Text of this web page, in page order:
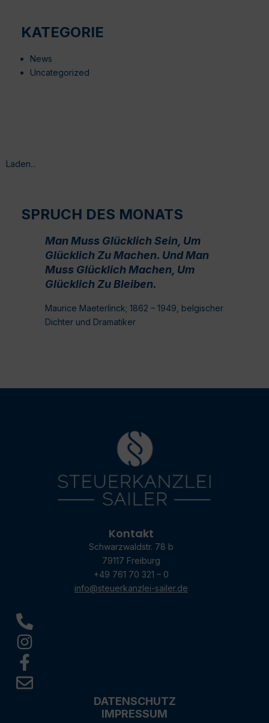
KATEGORIE
News
Uncategorized
Laden...
SPRUCH DES MONATS
Man Muss Glücklich Sein, Um
Glücklich Zu Machen. Und Man
Muss Glücklich Machen, Um
Glücklich Zu Bleiben.
Maurice Maeterlinck; 1862 – 1949, belgischer
Dichter und Dramatiker
Kontakt
Schwarzwaldstr. 78 b
79117 Freiburg
+49 761 70 321 – 0
info@steuerkanzlei-sailer.de
DATENSCHUTZ
IMPRESSUM